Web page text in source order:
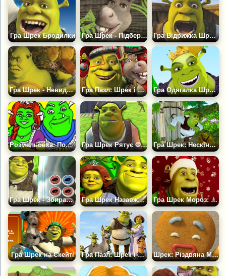
Гра Шрек Бродилки Гра Шрек - Підбери Пару Гра Відрижка Шрека
Гра Шрек - Невидимі числа Гра Пазл: Шрек і Друзі Гра Одягалка Шрека
Розмальовка: Портрет Шрека і Фіони Гра Шрек Рятує Фіону 3Д Гра Шрек: Нескінченний Забіг
Гра Шрек - Збирати Очі Гра Шрек Назавжди - Завантажити Гра Шрек Мороз: Новорічні Пригоди
Гра Шрек на Скейті Гра Пазл: Шрек і Його Сім'я Шрек: Різдвяна Музика